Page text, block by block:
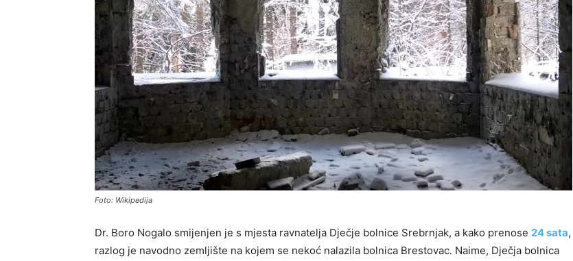
Foto: Wikipedija
Dr. Boro Nogalo smijenjen je s mjesta ravnatelja Dječje bolnice Srebrnjak, a kako prenose 24 sata,
razlog je navodno zemljište na kojem se nekoć nalazila bolnica Brestovac. Naime, Dječja bolnica